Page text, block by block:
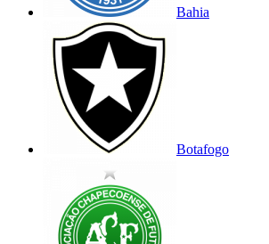
Bahia
Botafogo